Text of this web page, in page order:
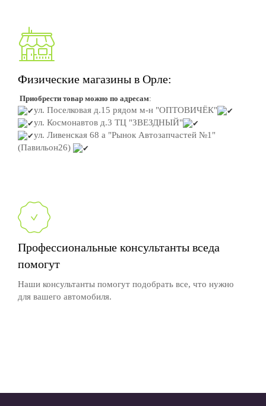
Физические магазины в Орле:
Приобрести товар можно по адресам:
ул. Поселковая д.15 рядом м-н "ОПТОВИЧЁК"
ул. Космонавтов д.3 ТЦ "ЗВЕЗДНЫЙ"
ул. Ливенская 68 а "Рынок Автозапчастей №1"
(Павильон26)
Профессиональные консультанты вседа
помогут
Наши консультанты помогут подобрать все, что нужно
для вашего автомобиля.